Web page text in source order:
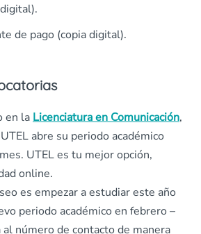
de pago (copia digital).
en la Licenciatura en Comunicación,
abre su periodo académico
UTEL es tu mejor opción,
online.
es empezar a estudiar este año
periodo académico en febrero –
número de contacto de manera